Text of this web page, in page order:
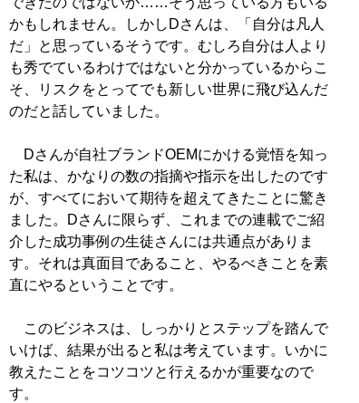
かもしれません。しかしDさんは、「自分は凡人
だ」と思っているそうです。むしろ自分は人より
も秀でているわけではないと分かっているからこ
そ、リスクをとってでも新しい世界に飛び込んだ
のだと話していました。
Dさんが自社ブランドOEMにかける覚悟を知っ
た私は、かなりの数の指摘や指示を出したのです
が、すべてにおいて期待を超えてきたことに驚き
ました。Dさんに限らず、これまでの連載でご紹
介した成功事例の生徒さんには共通点がありま
す。それは真面目であること、やるべきことを素
直にやるということです。
このビジネスは、しっかりとステップを踏んで
いけば、結果が出ると私は考えています。いかに
教えたことをコツコツと行えるかが重要なので
す。